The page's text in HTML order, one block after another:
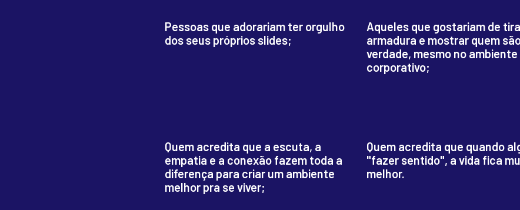
Pessoas que adorariam ter orgulho
dos seus próprios slides;
Aqueles que gostariam de
armadura e mostrar quem
verdade, mesmo no ambiente
corporativo;
Quem acredita que a escuta, a
empatia e a conexão fazem toda a
diferença para criar um ambiente
melhor pra se viver;
Quem acredita que quando
"fazer sentido", a vida fica
melhor.